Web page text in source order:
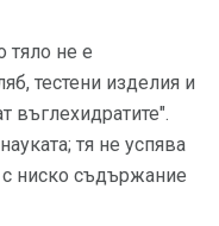
тяло не е
тестени изделия и
въглехидратите".
тя не успява
ниско съдържание